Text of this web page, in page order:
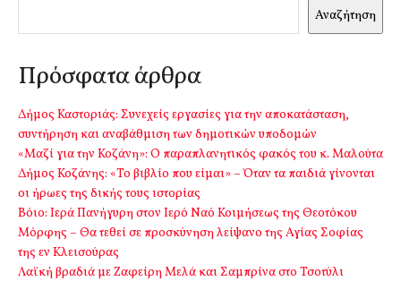
Αναζήτηση
Πρόσφατα άρθρα
Δήμος Καστοριάς: Συνεχείς εργασίες για την αποκατάσταση,
συντήρηση και αναβάθμιση των δημοτικών υποδομών
«Μαζί για την Κοζάνη»: Ο παραπλανητικός φακός του κ. Μαλούτα
Δήμος Κοζάνης: «Το βιβλίο που είμαι» – Όταν τα παιδιά γίνονται
οι ήρωες της δικής τους ιστορίας
Βόιο: Ιερά Πανήγυρη στον Ιερό Ναό Κοιμήσεως της Θεοτόκου
Μόρφης – Θα τεθεί σε προσκύνηση λείψανο της Αγίας Σοφίας
της εν Κλεισούρας
Λαϊκή βραδιά με Ζαφείρη Μελά και Σαμπρίνα στο Τσοτύλι